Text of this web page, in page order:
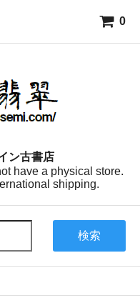
0
ン古書店
have a physical store.
shipping.
検索